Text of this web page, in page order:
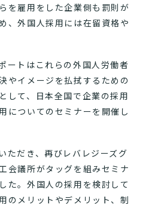
を雇用をした企業側も罰則が
、外国人採用には在留資格や
ートはこれらの外国人労働者
やイメージを払拭するための
して、日本全国で企業の採用
についてのセミナーを開催し
ただき、再びレバレジーズグ
会議所がタッグを組みセミナ
た。外国人の採用を検討して
のメリットやデメリット、制